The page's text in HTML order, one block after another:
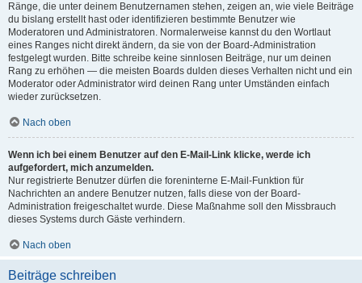
Ränge, die unter deinem Benutzernamen stehen, zeigen an, wie viele Beiträge
du bislang erstellt hast oder identifizieren bestimmte Benutzer wie
Moderatoren und Administratoren. Normalerweise kannst du den Wortlaut
eines Ranges nicht direkt ändern, da sie von der Board-Administration
festgelegt wurden. Bitte schreibe keine sinnlosen Beiträge, nur um deinen
Rang zu erhöhen — die meisten Boards dulden dieses Verhalten nicht und ein
Moderator oder Administrator wird deinen Rang unter Umständen einfach
wieder zurücksetzen.
Nach oben
Wenn ich bei einem Benutzer auf den E-Mail-Link klicke, werde ich
aufgefordert, mich anzumelden.
Nur registrierte Benutzer dürfen die foreninterne E-Mail-Funktion für
Nachrichten an andere Benutzer nutzen, falls diese von der Board-
Administration freigeschaltet wurde. Diese Maßnahme soll den Missbrauch
dieses Systems durch Gäste verhindern.
Nach oben
Beiträge schreiben